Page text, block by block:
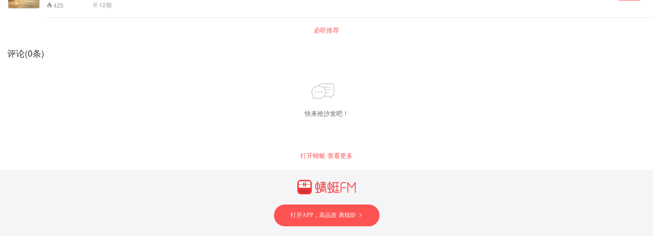
425
12期
必听推荐
评论(0条)
快来抢沙发吧！
打开蜻蜓 查看更多
打开APP，高品质·离线听